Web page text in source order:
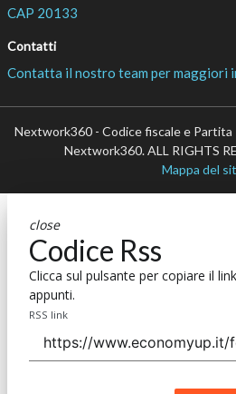
CAP 20133
Contatti
Contatta il nostro team per maggiori
Nextwork360 - Codice fiscale e
Nextwork360. ALL RIGHTS
Mappa del
close
Codice Rss
Clicca sul pulsante per copiare il
appunti.
RSS link